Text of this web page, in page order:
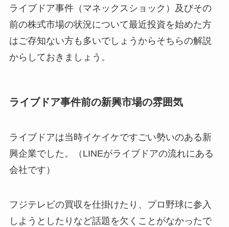
ライブドア事件（マネックスショック）及びその
前の株式市場の状況について最近投資を始めた方
はご存知ない方も多いでしょうからそちらの解説
からしておきましょう。
ライブドア事件前の新興市場の雰囲気
ライブドアは当時イケイケですごい勢いのある新
興企業でした。（LINEがライブドアの流れにある
会社です）
フジテレビの買収を仕掛けたり、プロ野球に参入
しようとしたりなど話題を欠くことがなかったで